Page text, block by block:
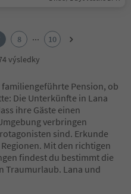
8 ...
10
výsledky
Pension, ob
Die Unterkünfte in Lana
ihre Gäste einen
verbringen
sind. Erkunde
Mit den richtigen
findest du bestimmt die
Traumurlaub. Lana und